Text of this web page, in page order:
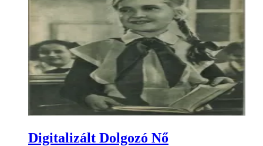
Digitalizált Dolgozó Nő